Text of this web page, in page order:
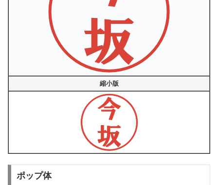
縮小版
ポップ体